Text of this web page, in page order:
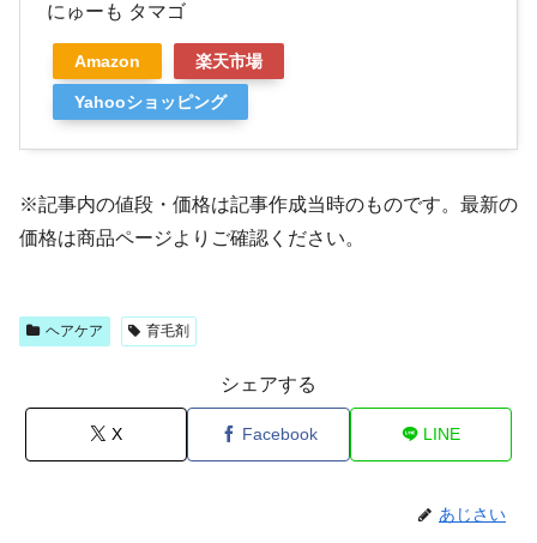
にゅーも タマゴ
Amazon 楽天市場
Yahooショッピング
※記事内の値段・価格は記事作成当時のものです。最新の
価格は商品ページよりご確認ください。
ヘアケア 育毛剤
シェアする
X Facebook LINE
あじさい